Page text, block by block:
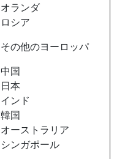
オランダ
ロシア
その他のヨーロッパ
中国
日本
インド
韓国
オーストラリア
シンガポール